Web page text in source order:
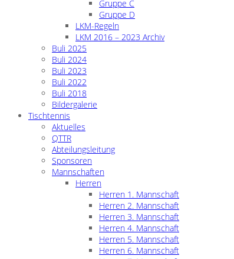
Gruppe C
Gruppe D
LKM-Regeln
LKM 2016 – 2023 Archiv
Buli 2025
Buli 2024
Buli 2023
Buli 2022
Buli 2018
Bildergalerie
Tischtennis
Aktuelles
QTTR
Abteilungsleitung
Sponsoren
Mannschaften
Herren
Herren 1. Mannschaft
Herren 2. Mannschaft
Herren 3. Mannschaft
Herren 4. Mannschaft
Herren 5. Mannschaft
Herren 6. Mannschaft